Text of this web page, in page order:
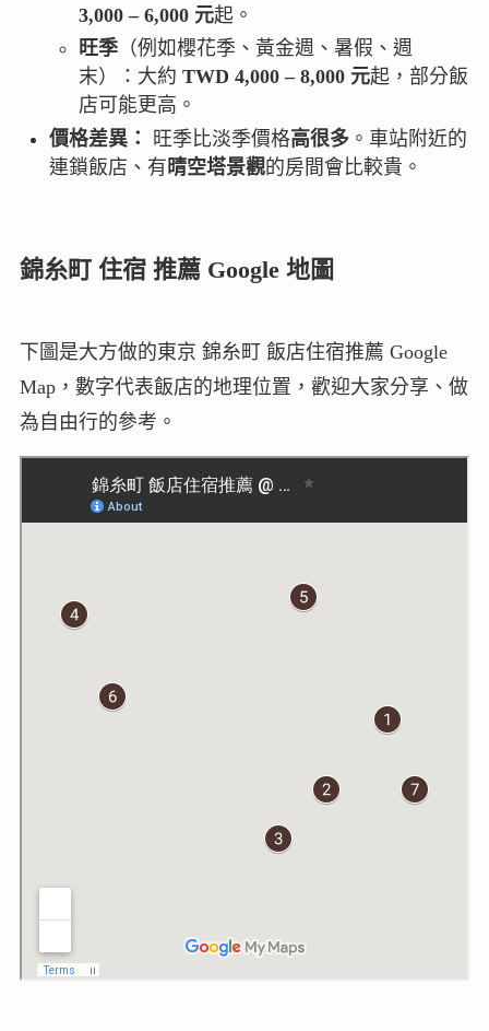
3,000 – 6,000 元起。
旺季（例如櫻花季、黃金週、暑假、週
末）：大約 TWD 4,000 – 8,000 元起，部分飯
店可能更高。
價格差異：
旺季比淡季價格高很多。車站附近的
連鎖飯店、有 晴空塔景觀的房間會比較貴。
錦糸町 住宿 推薦 Google 地圖
下圖是大方做的東京 錦糸町 飯店住宿推薦 Google
Map，數字代表飯店的地理位置，歡迎大家分享、做
為自由行的參考。